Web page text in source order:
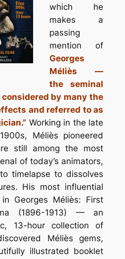
which he
makes a
passing
mention of
Georges
Méliès —
the seminal
by many the
and referred to as
Working in the late
Méliès pioneered
still among the most
of today’s animators,
timelapse to dissolves
His most influential
Georges Méliès: First
(1896-1913) — an
13-hour collection of
Méliès gems,
illustrated booklet